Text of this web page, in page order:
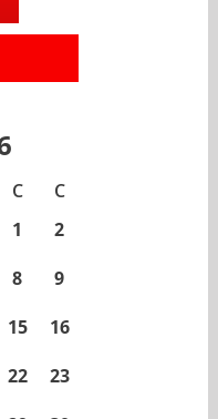
С С
1
2
8
9
15
16
22
23